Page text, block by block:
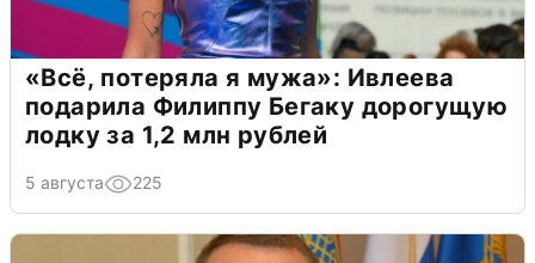
«Всё, потеряла я мужа»: Ивлеева
подарила Филиппу Бегаку дорогущую
лодку за 1,2 млн рублей
5 августа 225